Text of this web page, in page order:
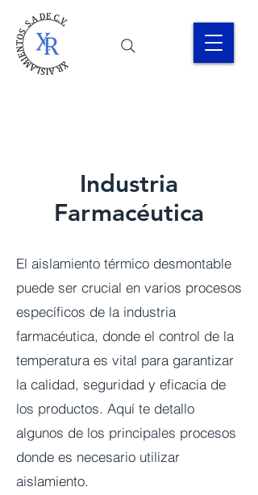
Industria
Farmacéutica
El aislamiento térmico desmontable
puede ser crucial en varios procesos
específicos de la industria
farmacéutica, donde el control de la
temperatura es vital para garantizar
la calidad, seguridad y eficacia de
los productos. Aquí te detallo
algunos de los principales procesos
donde es necesario utilizar
aislamiento.